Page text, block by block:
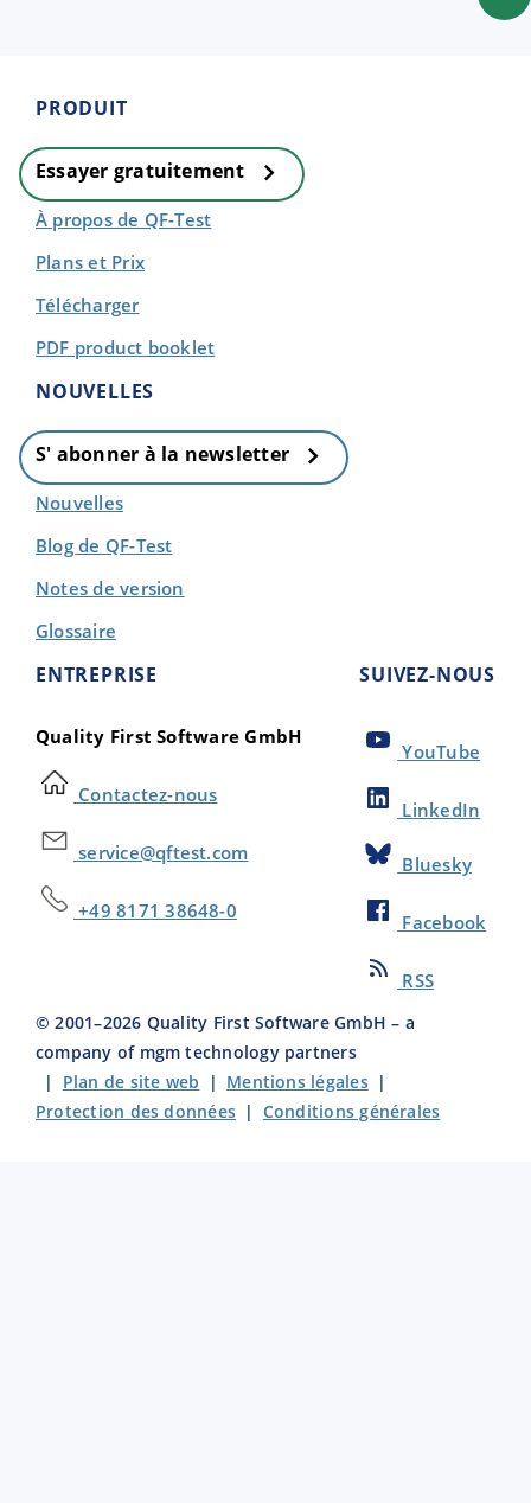
PRODUIT
Essayer gratuitement
À propos de QF-Test
Plans et Prix
Télécharger
PDF product booklet
NOUVELLES
S' abonner à la newsletter
Nouvelles
Blog de QF-Test
Notes de version
Glossaire
ENTREPRISE
Quality First Software GmbH
Contactez-nous
service@qftest.com
+49 8171 38648-0
SUIVEZ-NOUS
YouTube
LinkedIn
Bluesky
Facebook
RSS
© 2001–2026 Quality First Software GmbH – a
company of mgm technology partners
| Plan de site web | Mentions légales|
Protection des données | Conditions générales